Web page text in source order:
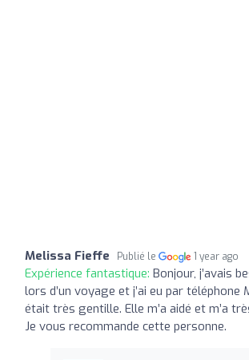
Melissa Fieffe Publié le 1 year ago
Expérience fantastique: Bonjour, j’avais
lors d’un voyage et j’ai eu par téléphone
était très gentille. Elle m’a aidé et m’a
Je vous recommande cette personne.